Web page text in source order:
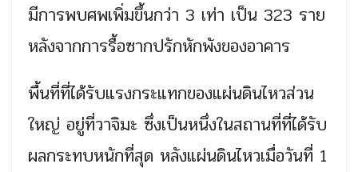
มีการพบศพเพิ่มขึ้นกว่า 3 เท่า เป็น 323 ราย
หลังจากการรื้อซากปรักหักพังของอาคาร
พื้นที่ที่ได้รับแรงกระแทกของแผ่นดินไหวส่วน
ใหญ่ อยู่ที่วาจิมะ ซึ่งเป็นหนึ่งในสถานที่ที่ได้รับ
ผลกระทบหนักที่สุด หลังแผ่นดินไหวเมื่อวันที่ 1